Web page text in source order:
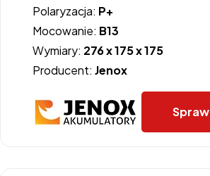
Polaryzacja: P+
Mocowanie: B13
Wymiary: 276 x 175 x 175
Producent: Jenox